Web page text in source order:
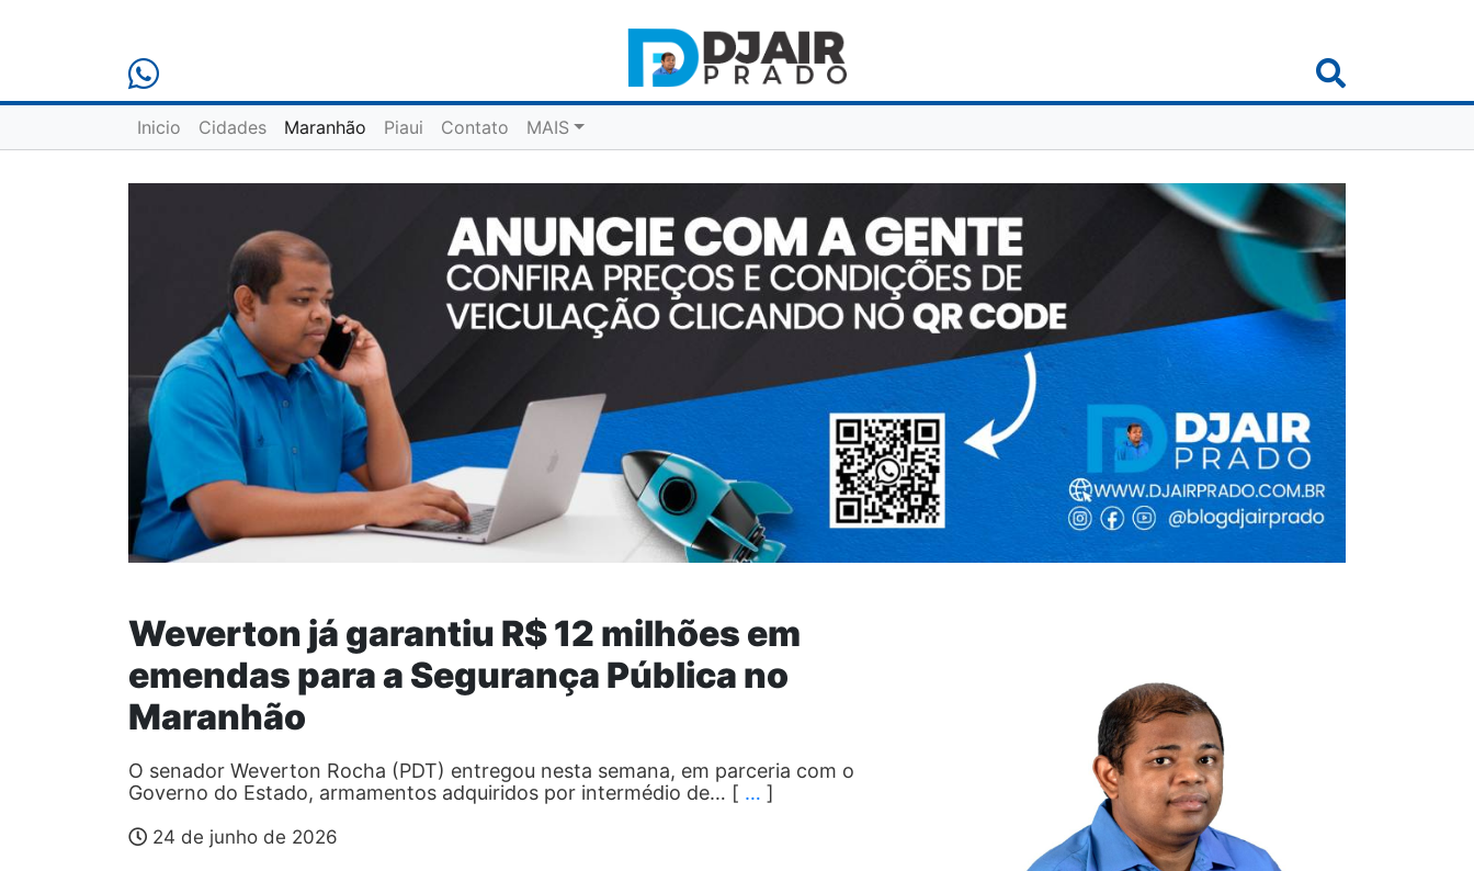
Inicio Cidades Maranhão Piaui Contato MAIS
Weverton já garantiu R$ 12 milhões em
emendas para a Segurança Pública no
Maranhão
O senador Weverton Rocha (PDT) entregou nesta semana, em parceria com o
Governo do Estado, armamentos adquiridos por intermédio de… [ … ]
24 de junho de 2026